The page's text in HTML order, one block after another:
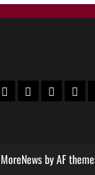
নিউজ
আলিপুরদুয়ার খবর
জলপাইগুড়ি খবর
শিলিগুড়ি
MoreNewsby AF